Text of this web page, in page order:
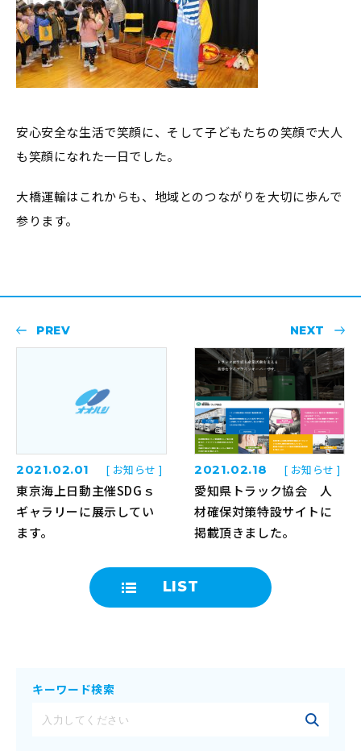
安心安全な生活で笑顔に、そして子どもたちの笑顔で大人
も笑顔になれた一日でした。
大橋運輸はこれからも、地域とのつながりを大切に歩んで
参ります。
PREV
2021.02.01 [ お知らせ ]
東京海上日動主催SDGｓ
ギャラリーに展示してい
ます。
LIST
NEXT
2021.02.18 [ お知らせ ]
愛知県トラック協会 人
材確保対策特設サイトに
掲載頂きました。
キーワード検索